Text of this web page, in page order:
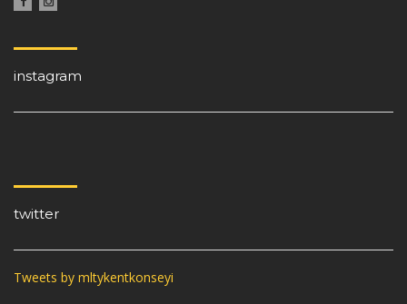
instagram
twitter
Tweets by mltykentkonseyi